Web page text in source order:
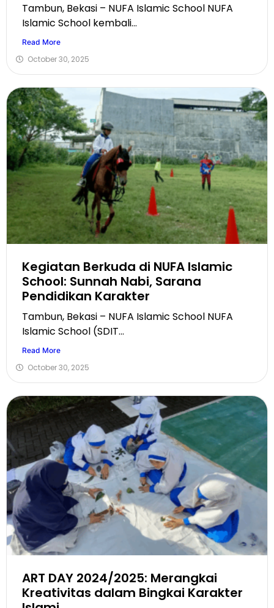
Tambun, Bekasi – NUFA Islamic School NUFA
Islamic School kembali...
Read More
October 30, 2025
Kegiatan Berkuda di NUFA Islamic
School: Sunnah Nabi, Sarana
Pendidikan Karakter
Tambun, Bekasi – NUFA Islamic School NUFA
Islamic School (SDIT...
Read More
October 30, 2025
ART DAY 2024/2025: Merangkai
Kreativitas dalam Bingkai Karakter